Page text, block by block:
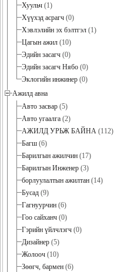
Хуульч (1)
Хүүхэд асрагч (0)
Хэвлэлийн эх бэлтгэл (1)
Цагын ажил (10)
Эдийн засагч (0)
Эдийн засагч Нябо (0)
Эклогийн инжинер (0)
Ажилд авна
Авто засвар (5)
Авто угаалга (2)
АЖИЛД УРЬЖ БАЙНА (112)
Багш (6)
Барилгын ажилчин (17)
Барилгын Инженер (3)
борлуулалтын ажилтан (14)
Бусад (9)
Гагнуурчин (6)
Гоо сайханч (0)
Гэрийн үйлчлэгч (0)
Дизайнер (5)
Жолооч (10)
Зөөгч, бармен (6)